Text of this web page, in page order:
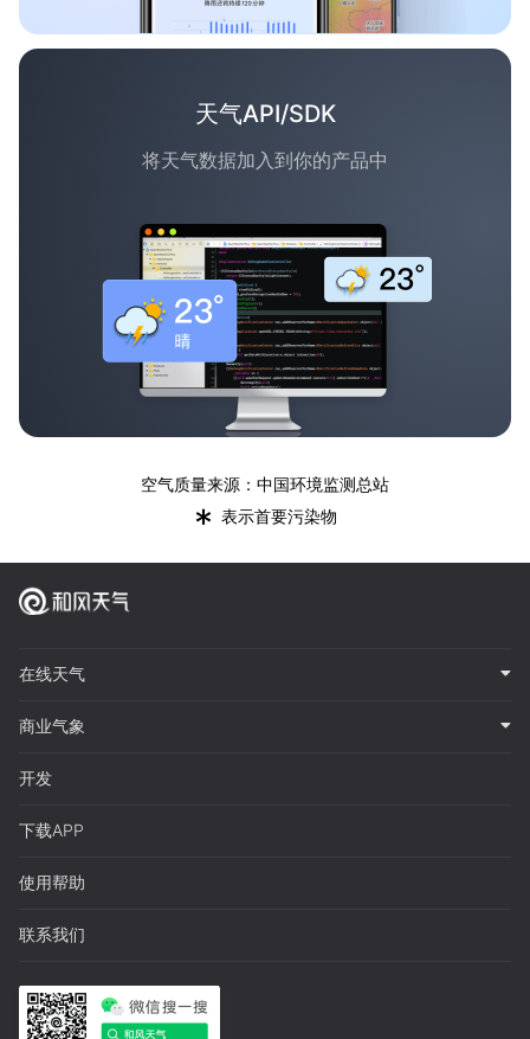
天气API/SDK
将天气数据加入到你的产品中
空气质量来源：中国环境监测总站
* 表示首要污染物
在线天气
商业气象
开发
下载APP
使用帮助
联系我们